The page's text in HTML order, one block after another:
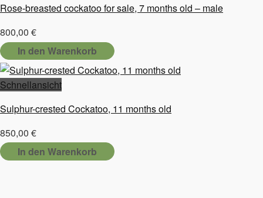
der
Produktseite
gewählt
werden
Rose-breasted cockatoo for sale, 7 months old – male
800,00 €
In den Warenkorb
Schnellansicht
Sulphur-crested Cockatoo, 11 months old
850,00 €
In den Warenkorb